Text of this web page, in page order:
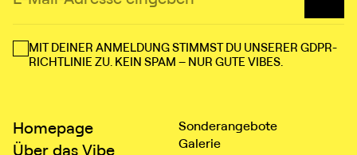
Homepage
Über das Vibe
Sonderangebote
Galerie
MIT DEINER ANMELDUNG STIMMST DU UNSERER GDPR-
RICHTLINIE ZU. KEIN SPAM – NUR GUTE VIBES.